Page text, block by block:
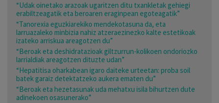
“Udak oinetako arazoak ugaritzen ditu txankletak gehiegi
erabiltzeagatik eta beroaren eraginpean egoteagatik”
“Tanorexia eguzkiarekiko mendekotasuna da, eta
larruazaleko minbizia nahiz atzeraezinezko kalte estetikoak
izateko arriskua areagotzen du”
“Beroak eta deshidratazioak giltzurrun-kolikoen ondoriozko
larrialdiak areagotzen dituzte udan”
“Hepatitisa oharkabean igaro daiteke urteetan: proba soil
batek garaiz detektatzeko aukera ematen du”
“Beroak eta hezetasunak uda mehatxu isila bihurtzen dute
adinekoen osasunerako”